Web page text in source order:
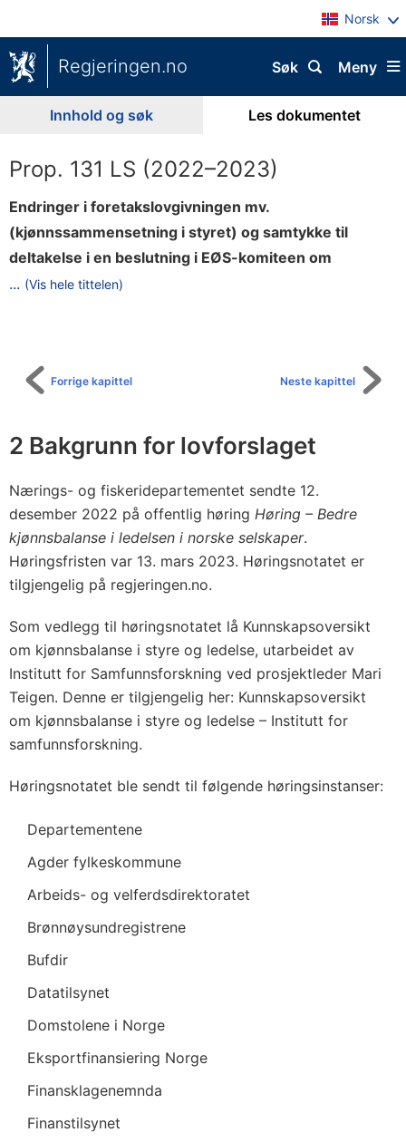
Norsk
Regjeringen.no Meny
Søk
Innhold og søk Les dokumentet
Prop. 131 LS (2022–2023)
Endringer i foretakslovgivningen mv.
(kjønnssammensetning i styret) og samtykke til
deltakelse i en beslutning i EØS-komiteen om
... (Vis hele tittelen)
e
e
l
s
e
a
v
i
r
e
k
t
v
E
U
)
/
3
8
Neste kapittel
Forrige kapittel
2 Bakgrunn for lovforslaget
Nærings- og fiskeridepartementet sendte 12.
desember 2022 på offentlig høring Høring – Bedre
kjønnsbalanse i ledelsen i norske selskaper.
Høringsfristen var 13. mars 2023. Høringsnotatet er
tilgjengelig på regjeringen.no.
Som vedlegg til høringsnotatet lå Kunnskapsoversikt
om kjønnsbalanse i styre og ledelse, utarbeidet av
Institutt for Samfunnsforskning ved prosjektleder Mari
Teigen. Denne er tilgjengelig her: Kunnskapsoversikt
om kjønnsbalanse i styre og ledelse – Institutt for
samfunnsforskning.
Høringsnotatet ble sendt til følgende høringsinstanser:
Departementene
Agder fylkeskommune
Arbeids- og velferdsdirektoratet
Brønnøysundregistrene
Bufdir
Datatilsynet
Domstolene i Norge
Eksportfinansiering Norge
Finansklagenemnda
Finanstilsynet